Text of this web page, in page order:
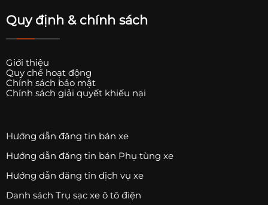
Quy định & chính sách
Giới thiệu
Quy chế hoạt động
Chính sách bảo mật
Chính sách giải quyết khiếu nại
Hướng dẫn đăng tin bán xe
Hướng dẫn đăng tin bán Phụ tùng xe
Hướng dẫn đăng tin dịch vụ xe
Danh sách Trụ sạc xe ô tô điện